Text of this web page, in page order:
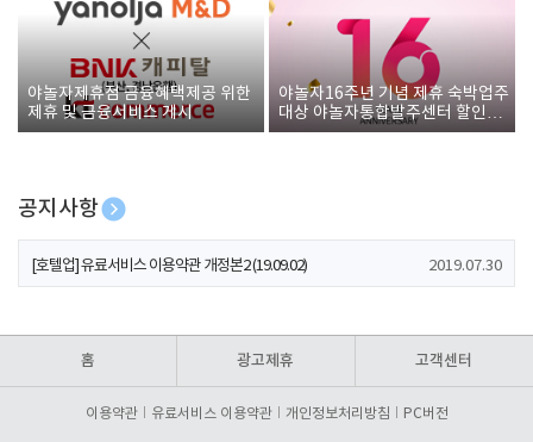
야놀자제휴점 금융혜택제공 위한
제휴 및 금융서비스 게시
야놀자16주년 기념 제휴 숙박업주
대상 야놀자통합발주센터 할인쿠
폰 증정
공지사항
[호텔업] 개인정보 처리방침 개정본1 (19.09.02)
[호텔업] 유료서비스 이용약관 개정본2 (19.09.02) 2019.07.30
홈 광고제휴 고객센터
이용약관 유료서비스 이용약관 개인정보처리방침 PC버전